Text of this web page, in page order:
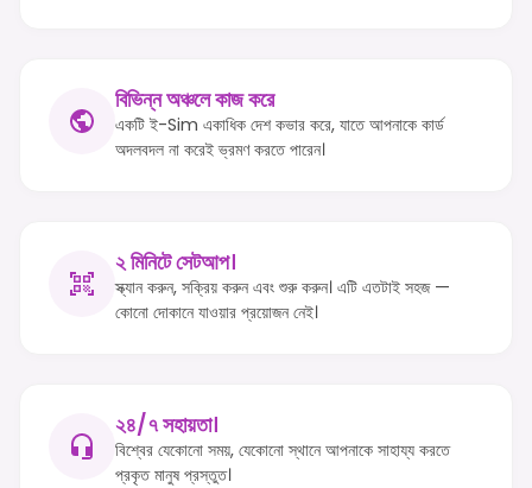
বিভিন্ন অঞ্চলে কাজ করে
একটি ই-Sim একাধিক দেশ কভার করে, যাতে আপনাকে কার্ড
অদলবদল না করেই ভ্রমণ করতে পারেন।
২ মিনিটে সেটআপ।
স্ক্যান করুন, সক্রিয় করুন এবং শুরু করুন। এটি এতটাই সহজ —
কোনো দোকানে যাওয়ার প্রয়োজন নেই।
২৪/৭ সহায়তা।
বিশ্বের যেকোনো সময়, যেকোনো স্থানে আপনাকে সাহায্য করতে
প্রকৃত মানুষ প্রস্তুত।